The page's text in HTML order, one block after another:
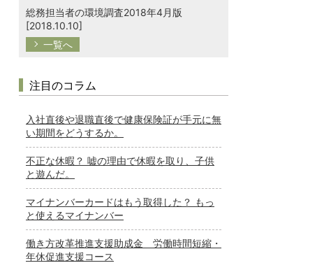
総務担当者の環境調査2018年4月版
[2018.10.10]
一覧へ
注目のコラム
入社直後や退職直後で健康保険証が手元に無
い期間をどうするか。
不正な休暇？ 嘘の理由で休暇を取り、子供
と遊んだ。
マイナンバーカードはもう取得した？ もっ
と使えるマイナンバー
働き方改革推進支援助成金 労働時間短縮・
年休促進支援コース